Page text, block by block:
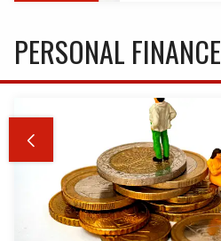
PERSONAL FINANCE
